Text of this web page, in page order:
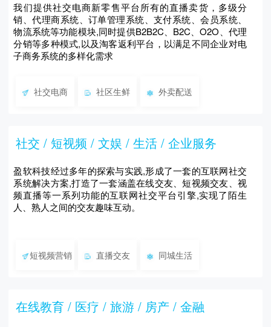
我们提供社交电商新零售平台所有的直播卖货，多级分
销、代理商系统、订单管理系统、支付系统、会员系统、
物流系统等功能模块,同时提供B2B2C、B2C、O2O、代理
分销等多种模式,以及淘客返利平台，以满足不同企业对电
子商务系统的多样化需求
社交电商 社区生鲜 外卖配送
社交 / 短视频 / 文娱 / 生活 / 企业服务
盈软科技经过多年的探索与实践,形成了一套的互联网社交
系统解决方案,打造了一套涵盖在线交友、短视频交友、视
频直播等一系列功能的互联网社交平台引擎,实现了陌生
人、熟人之间的交友趣味互动。
短视频营销 直播交友 同城生活
在线教育 / 医疗 / 旅游 / 房产 / 金融